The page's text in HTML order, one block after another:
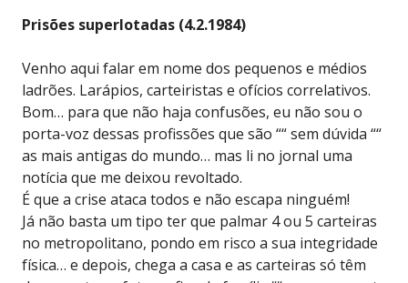
Prisões superlotadas (4.2.1984)
Venho aqui falar em nome dos pequenos e médios
ladrões. Larápios, carteiristas e ofícios correlativos.
Bom… para que não haja confusões, eu não sou o
porta-voz dessas profissões que são ““ sem dúvida ““
as mais antigas do mundo… mas li no jornal uma
notícia que me deixou revoltado.
É que a crise ataca todos e não escapa ninguém!
Já não basta um tipo ter que palmar 4 ou 5 carteiras
no metropolitano, pondo em risco a sua integridade
física… e depois, chega a casa e as carteiras só têm